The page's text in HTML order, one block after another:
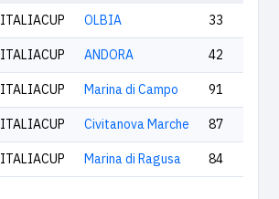
ITALIACUP OLBIA 33
ITALIACUP ANDORA 42
ITALIACUP Marina di Campo 91
ITALIACUP Civitanova Marche 87
ITALIACUP Marina di Ragusa 84